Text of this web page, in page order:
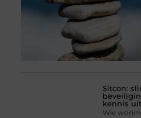
Sitcon:
kennis
Wie